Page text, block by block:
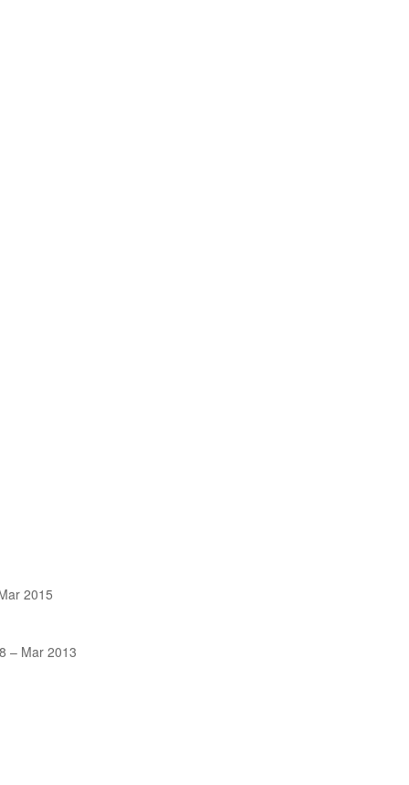
2015
– Mar 2013